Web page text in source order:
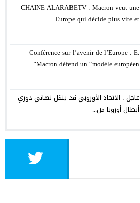
CHAINE ALARABETV : Macron veut une
Europe qui décide plus vite et...
Conférence sur l’avenir de l’Europe : E.
Macron défend un “modèle européen”...
عاجل : الاتحاد الأوروبي قد ينقل نهائي دوري
أبطال أوروبا من...